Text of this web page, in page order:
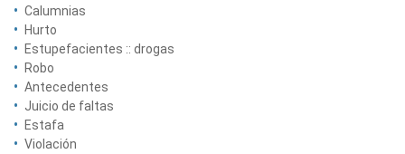
Calumnias
Hurto
Estupefacientes :: drogas
Robo
Antecedentes
Juicio de faltas
Estafa
Violación